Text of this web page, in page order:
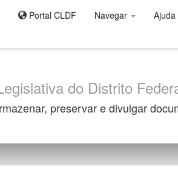
Portal CLDF Navegar Ajuda
do Distrito
preservar e divulgar